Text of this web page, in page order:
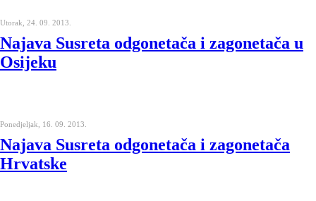
Utorak, 24. 09. 2013.
Najava Susreta odgonetača i zagonetača u
Osijeku
Ponedjeljak, 16. 09. 2013.
Najava Susreta odgonetača i zagonetača
Hrvatske